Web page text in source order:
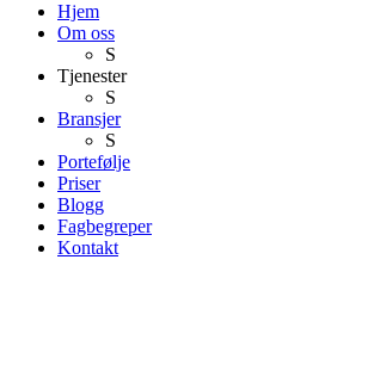
Hjem
Om oss
S
Tjenester
S
Bransjer
S
Portefølje
Priser
Blogg
Fagbegreper
Kontakt